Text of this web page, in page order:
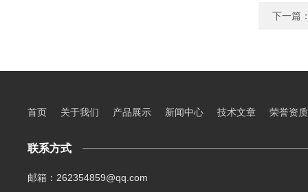
下一篇
首页 关于我们 产品展示 新闻中心 技术文章 荣誉资质
联系方式
邮箱：262354859@qq.com